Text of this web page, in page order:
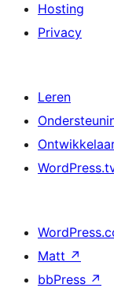
Hosting
Privacy
Leren
Matt ↗
bbPress ↗